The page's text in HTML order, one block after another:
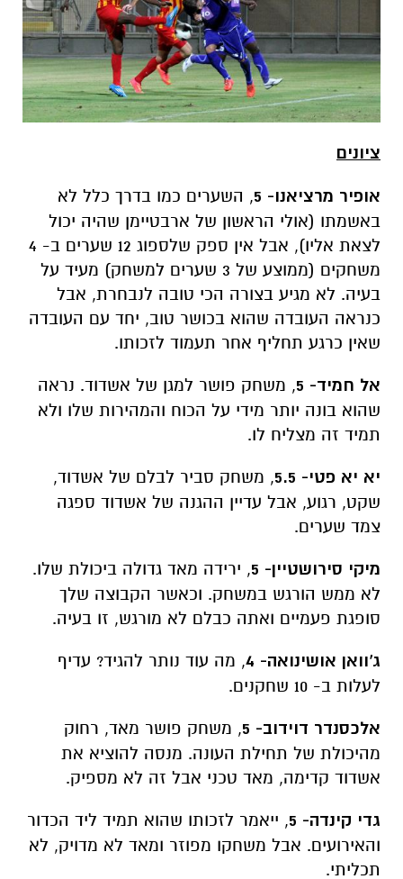
ציונים
אופיר מרציאנו- 5
, השערים כמו בדרך כלל לא
באשמתו (אולי הראשון של ארבטיימן שהיה יכול
לצאת אליו), אבל אין ספק שלספוג 12 שערים ב- 4
משחקים (ממוצע של 3 שערים למשחק) מעיד על
בעיה. לא מגיע בצורה הכי טובה לנבחרת, אבל
כנראה העובדה שהוא בכושר טוב, יחד עם העובדה
שאין כרגע תחליף אחר תעמוד לזכותו.
אל חמיד- 5
, משחק פושר למגן של אשדוד. נראה
שהוא בונה יותר מידי על הכוח והמהירות שלו ולא
תמיד זה מצליח לו.
יא יא פטי- 5.5
, משחק סביר לבלם של אשדוד,
שקט, רגוע, אבל עדיין ההגנה של אשדוד ספגה
צמד שערים.
מיקי סירושטיין- 5
, ירידה מאד גדולה ביכולת שלו.
לא ממש הורגש במשחק. וכאשר הקבוצה שלך
סופגת פעמיים ואתה כבלם לא מורגש, זו בעיה.
ג'וואן אושינואה- 4
, מה עוד נותר להגיד? עדיף
לעלות ב- 10 שחקנים.
אלכסנדר דוידוב- 5
, משחק פושר מאד, רחוק
מהיכולת של תחילת העונה. מנסה להוציא את
אשדוד קדימה, מאד טכני אבל זה לא מספיק.
גדי קינדה- 5
, ייאמר לזכותו שהוא תמיד ליד הכדור
והאירועים. אבל משחקו מפוזר ומאד לא מדויק, לא
תכליתי.